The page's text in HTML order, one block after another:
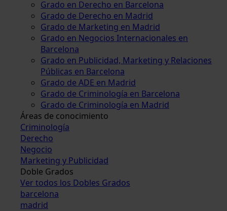
Grado en Derecho en Barcelona
Grado de Derecho en Madrid
Grado de Marketing en Madrid
Grado en Negocios Internacionales en
Barcelona
Grado en Publicidad, Marketing y Relaciones
Públicas en Barcelona
Grado de ADE en Madrid
Grado de Criminología en Barcelona
Grado de Criminología en Madrid
Áreas de conocimiento
Criminología
Derecho
Negocio
Marketing y Publicidad
Doble Grados
Ver todos los Dobles Grados
barcelona
madrid